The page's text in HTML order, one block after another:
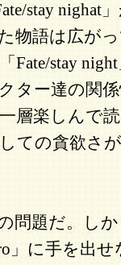
stay nighat
物語は広が
Fate/stay
ター達の関
層楽しんで
ての貪欲さ
問題だ。し
」に手を出